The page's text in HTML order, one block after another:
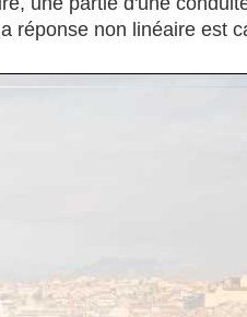
réponse non linéaire est